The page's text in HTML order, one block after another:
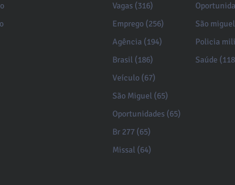
Vagas (316)
Emprego (256)
Agência (194)
Brasil (186)
São
Policia
Saúde
Veículo (67)
São Miguel (65)
Oportunidades (65)
Br 277 (65)
Missal (64)